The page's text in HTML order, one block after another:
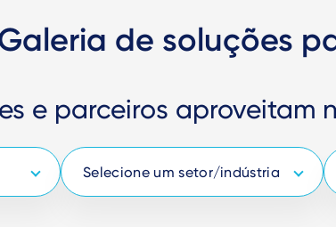
de soluções
e parceiros aproveitam